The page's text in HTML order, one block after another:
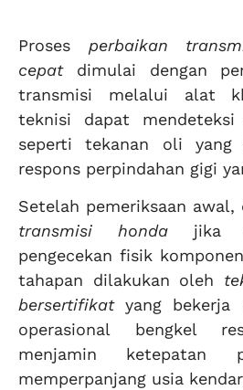
Proses perbaikan
cepatdimulai dengan
transmisi melalui alat
teknisi dapat mendeteksi
seperti tekanan oli
respons perpindahan gigi
Setelah pemeriksaan awal,
transmisi honda jika
pengecekan fisik
tahapan dilakukan oleh
bersertifikatyang bekerja
operasional bengkel
menjamin ketepatan
memperpanjang usia